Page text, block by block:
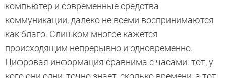
компьютер и современные средства
коммуникации, далеко не всеми воспринимаются
как благо. Слишком многое кажется
происходящим непрерывно и одновременно.
Цифровая информация сравнима с часами: тот, у